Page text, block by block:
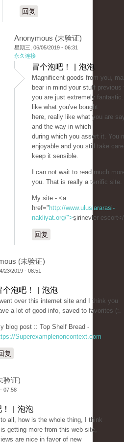
回复
Anonymous (未验证)
星期三, 06/05/2019 - 06:31
永久连接
冒个泡吧！ | 泡泡
Magnificent goods from you,
bear in mind your stuff previous
you are just extremely
like what you've bought
here, really like what you are
and the way in which
during which you assert it. You
enjoyable and you still take
keep it sensible.
I can not wait to read much
you. That is really a terrific site.
My site - <a
href=" http://www.uluslararasi-
nakliyat.org/">şirinevler
回复
(未验证)
23/2019 - 08:51
个泡吧！ | 泡泡
went over this internet site and I think you
a lot of good info, saved to favorites (:.
blog post :: Top Shelf Bread -
Superexamplenoncontext.com
复
验证)
07:58
！ | 泡泡
all, how is the whole thing, I think
getting more from this web site,
are nice in favor of new